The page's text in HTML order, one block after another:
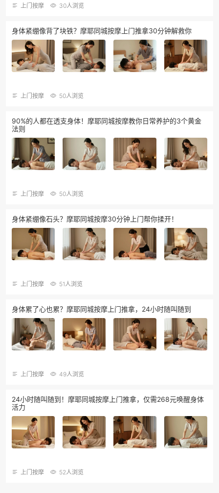
上门按摩 30人浏览
身体紧绷像背了块铁？摩耶同城按摩上门推拿30分钟解救你
上门按摩 50人浏览
90%的人都在透支身体！摩耶同城按摩教你日常养护的3个黄金
法则
上门按摩 50人浏览
身体紧绷像石头？摩耶同城按摩30分钟上门帮你揉开！
上门按摩 51人浏览
身体累了心也累？摩耶同城按摩上门推拿，24小时随叫随到
上门按摩 49人浏览
24小时随叫随到！摩耶同城按摩上门推拿，仅需268元唤醒身体
活力
上门按摩 52人浏览